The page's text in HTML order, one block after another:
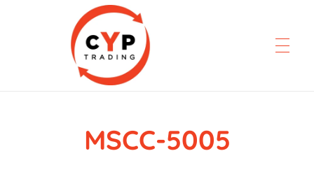
CYP Trading
MSCC-5005